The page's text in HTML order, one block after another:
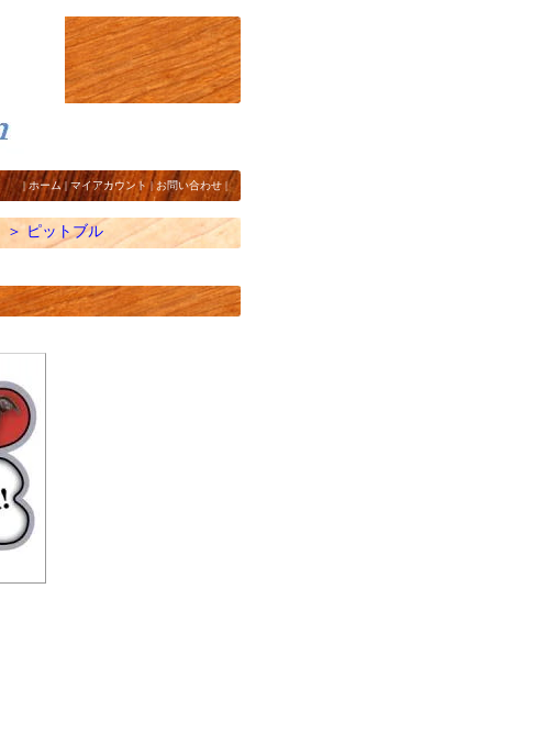
|ホーム|マイアカウント | お問い合わせ |
＞ ピットブル